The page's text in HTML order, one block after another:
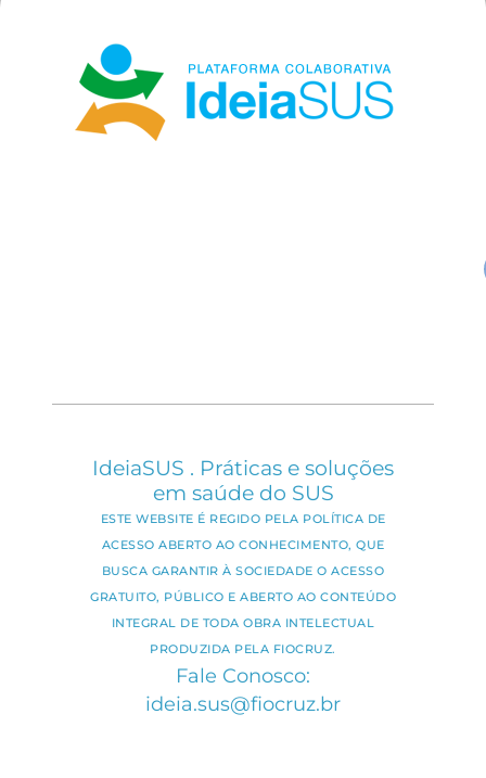
IdeiaSUS . Práticas e soluções
em saúde do SUS
ESTE WEBSITE É REGIDO PELA POLÍTICA DE
ACESSO ABERTO AO CONHECIMENTO, QUE
BUSCA GARANTIR À SOCIEDADE O ACESSO
GRATUITO, PÚBLICO E ABERTO AO CONTEÚDO
INTEGRAL DE TODA OBRA INTELECTUAL
PRODUZIDA PELA FIOCRUZ.
Fale Conosco:
ideia.sus@fiocruz.br